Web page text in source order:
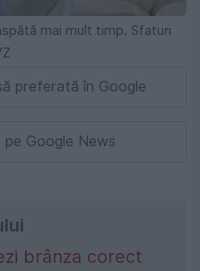
mai mult timp. Sfaturi
preferată în Google
pe Google News
brânza corect